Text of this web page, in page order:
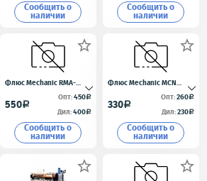
Сообщить o
наличии
Сообщить o
наличии

Флюс Mechanic RMA-
550a
Опт:450a
Дил:400a
Сообщить o
наличии

Флюс Mechanic MCN
330a
Опт:260a
Дил:230a
Сообщить o
наличии
 